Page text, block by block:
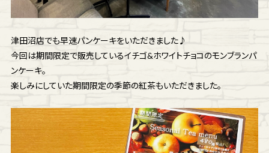
津田沼店でも早速パンケーキをいただきました♪
今回は期間限定で販売しているイチゴ&ホワイトチョコのモンブランパ
ンケーキ。
楽しみにしていた期間限定の季節の紅茶もいただきました。